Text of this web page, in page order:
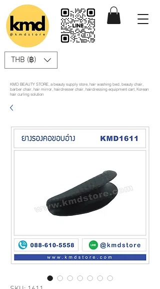
THB (฿)
KMD BEAUTY STORE, a beauty supply store, hair washing bed, beauty chair,
barber chair, hair mirror, hairdresser chair, hairdressing equipment cart, Korean
hair curling solution